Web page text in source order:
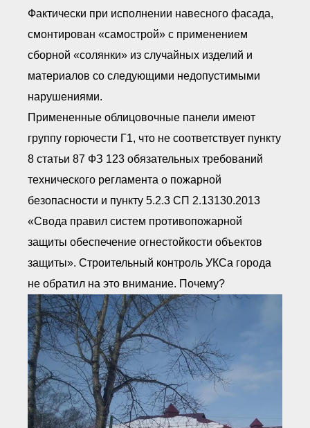
Видеоматериалы
Законодательство РФ по
Фактически при исполнении навесного фасада,
смонтирован «самострой» с применением
сборной «солянки» из случайных изделий и
материалов со следующими недопустимыми
нарушениями.
Примененные облицовочные панели имеют
группу горючести Г1, что не соответствует пункту
8 статьи 87 ФЗ 123 обязательных требований
технического регламента о пожарной
безопасности и пункту 5.2.3 СП 2.13130.2013
«Свода правил систем противопожарной
защиты обеспечение огнестойкости объектов
защиты». Строительный контроль УКСа города
не обратил на это внимание. Почему?